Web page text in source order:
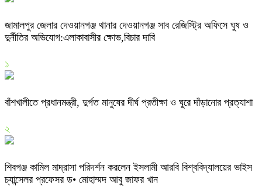
জামালপুর জেলার দেওয়ানগঞ্জ থানার দেওয়ানগঞ্জ সাব রেজিস্ট্রি অফিসে ঘুষ ও
দুর্নীতির অভিযোগ:এলাকাবাসীর ক্ষোভ,বিচার দাবি
১
বাঁশখালীতে প্রধানমন্ত্রী, দুর্গত মানুষের দীর্ঘ প্রতীক্ষা ও ঘুরে দাঁড়ানোর প্রত্যাশা
২
শিবগঞ্জ কামিল মাদ্রাসা পরিদর্শন করলেন ইসলামী আরবি বিশ্ববিদ্যালয়ের ভাইস
চ্যান্সেলর প্রফেসর ড• মোহাম্মদ আবু জাফর খান